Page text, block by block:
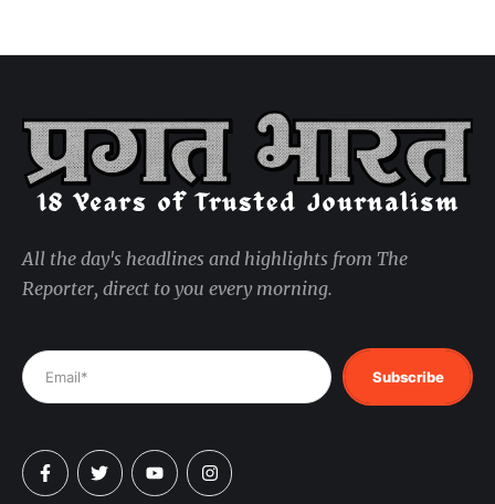
All the day's headlines and highlights from The
Reporter, direct to you every morning.
Subscribe